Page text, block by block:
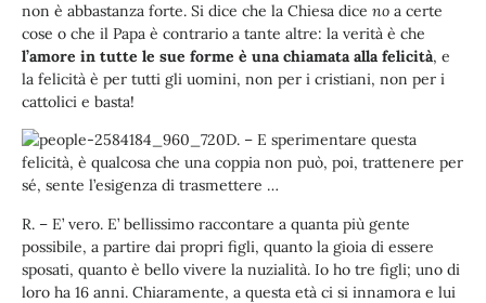
non è abbastanza forte. Si dice che la Chiesa dice no a certe
cose o che il Papa è contrario a tante altre: la verità è che
l’amore in tutte le sue forme è una chiamata alla felicità, e
la felicità è per tutti gli uomini, non per i cristiani, non per i
cattolici e basta!
D. – E sperimentare questa
felicità, è qualcosa che una coppia non può, poi, trattenere per
sé, sente l’esigenza di trasmettere …
R. – E’ vero. E’ bellissimo raccontare a quanta più gente
possibile, a partire dai propri figli, quanto la gioia di essere
sposati, quanto è bello vivere la nuzialità. Io ho tre figli; uno di
loro ha 16 anni. Chiaramente, a questa età ci si innamora e lui